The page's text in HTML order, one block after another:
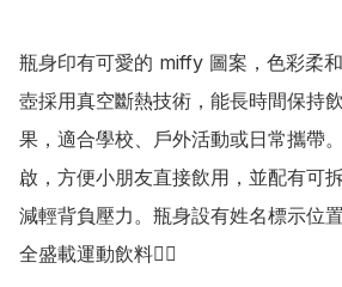
瓶身印有可愛的 miffy 圖案，色彩柔
壺採用真空斷熱技術，能長時間保持
果，適合學校、戶外活動或日常攜帶
啟，方便小朋友直接飲用，並配有可
減輕背負壓力。瓶身設有姓名標示位
全盛載運動飲料👍🏻